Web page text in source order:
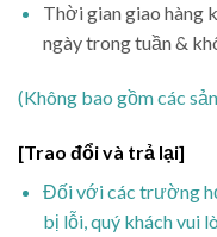
Thời gian giao hàng
ngày trong tuần &
(Không bao gồm các
[Trao đổi và trả lại]
Đối với các trường
bị lỗi, quý khách vui